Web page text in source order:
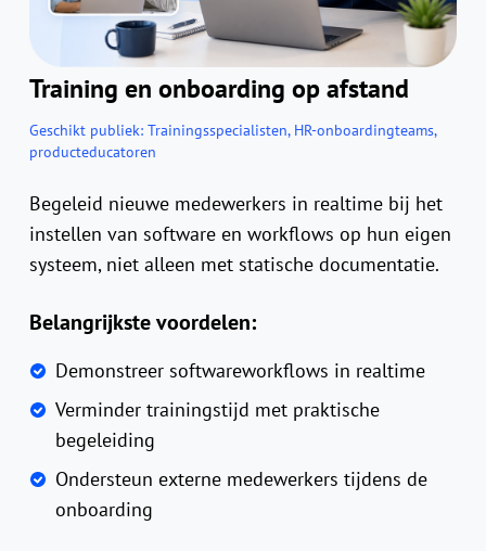
Training en onboarding op afstand
Geschikt publiek:Trainingsspecialisten, HR-onboardingteams,
producteducatoren
Begeleid nieuwe medewerkers in realtime bij het
instellen van software en workflows op hun eigen
systeem, niet alleen met statische documentatie.
Belangrijkste voordelen:
Demonstreer softwareworkflows in realtime
Verminder trainingstijd met praktische
begeleiding
Ondersteun externe medewerkers tijdens de
onboarding